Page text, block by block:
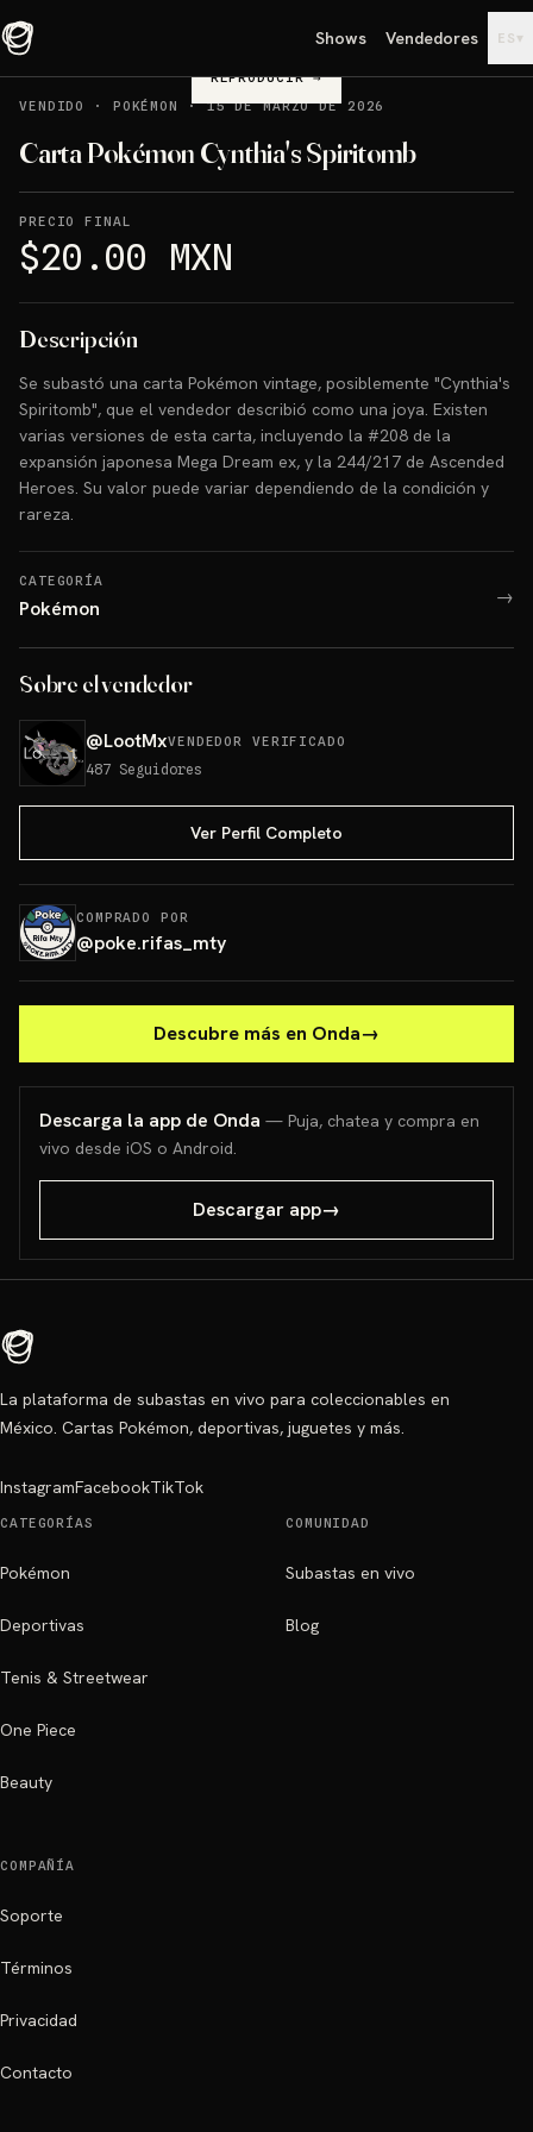
Shows Vendedores ES ▾
REPRODUCIR→
VENDIDO
· POKÉMON ·15 DE MARZO DE 2026
Carta Pokémon Cynthia's Spiritomb
PRECIO FINAL
$20.00 MXN
Descripción
Se subastó una carta Pokémon vintage, posiblemente "Cynthia's
Spiritomb", que el vendedor describió como una joya. Existen
varias versiones de esta carta, incluyendo la #208 de la
expansión japonesa Mega Dream ex, y la 244/217 de Ascended
Heroes. Su valor puede variar dependiendo de la condición y
rareza.
CATEGORÍA
Pokémon →
Sobre el vendedor
@LootMxVENDEDOR VERIFICADO
487 Seguidores
Ver Perfil Completo
COMPRADO POR
@poke.rifas_mty
Descubre más en Onda→
Descarga la app de Onda — Puja, chatea y compra en
vivo desde iOS o Android.
Descargar app→
La plataforma de subastas en vivo para coleccionables en
México. Cartas Pokémon, deportivas, juguetes y más.
InstagramFacebookTikTok
CATEGORÍAS
Pokémon
Deportivas
Tenis & Streetwear
One Piece
Beauty
COMUNIDAD
Subastas en vivo
Blog
COMPAÑÍA
Soporte
Términos
Privacidad
Contacto